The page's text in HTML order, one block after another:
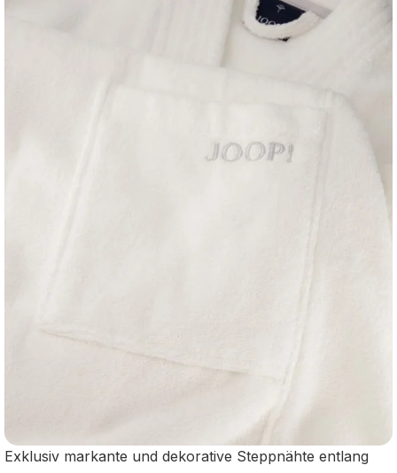
Exklusiv markante und dekorative Steppnähte entlang